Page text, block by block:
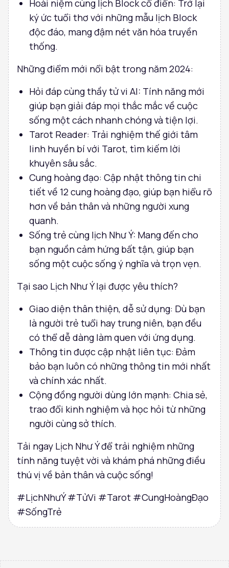
Hoài niệm cùng lịch Block cổ điển: Trở lại
ký ức tuổi thơ với những mẫu lịch Block
độc đáo, mang đậm nét văn hóa truyền
thống.
Những điểm mới nổi bật trong năm 2024:
Hỏi đáp cùng thầy tử vi AI: Tính năng mới
giúp bạn giải đáp mọi thắc mắc về cuộc
sống một cách nhanh chóng và tiện lợi.
Tarot Reader: Trải nghiệm thế giới tâm
linh huyền bí với Tarot, tìm kiếm lời
khuyên sâu sắc.
Cung hoàng đạo: Cập nhật thông tin chi
tiết về 12 cung hoàng đạo, giúp bạn hiểu rõ
hơn về bản thân và những người xung
quanh.
Sống trẻ cùng lịch Như Ý: Mang đến cho
bạn nguồn cảm hứng bất tận, giúp bạn
sống một cuộc sống ý nghĩa và trọn vẹn.
Tại sao Lịch Như Ý lại được yêu thích?
Giao diện thân thiện, dễ sử dụng: Dù bạn
là người trẻ tuổi hay trung niên, bạn đều
có thể dễ dàng làm quen với ứng dụng.
Thông tin được cập nhật liên tục: Đảm
bảo bạn luôn có những thông tin mới nhất
và chính xác nhất.
Cộng đồng người dùng lớn mạnh: Chia sẻ,
trao đổi kinh nghiệm và học hỏi từ những
người cùng sở thích.
Tải ngay Lịch Như Ý để trải nghiệm những
tính năng tuyệt vời và khám phá những điều
thú vị về bản thân và cuộc sống!
#LịchNhưÝ #TửVi #Tarot #CungHoàngĐạo
#SốngTrẻ